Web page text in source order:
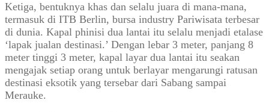
Ketiga, bentuknya khas dan selalu juara di mana-mana,
termasuk di ITB Berlin, bursa industry Pariwisata terbesar
di dunia. Kapal phinisi dua lantai itu selalu menjadi etalase
‘lapak jualan destinasi.’ Dengan lebar 3 meter, panjang 8
meter tinggi 3 meter, kapal layar dua lantai itu seakan
mengajak setiap orang untuk berlayar mengarungi ratusan
destinasi eksotik yang tersebar dari Sabang sampai
Merauke.